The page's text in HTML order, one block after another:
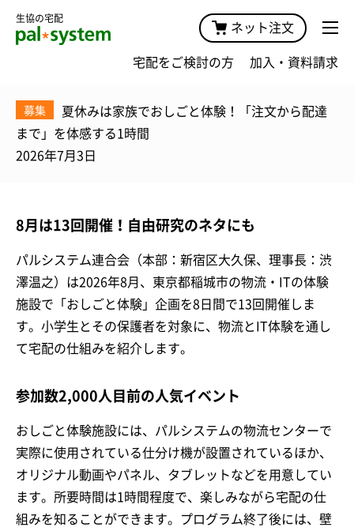
生協の宅配
ネット注文
宅配をご検討の方 加入・資料請求
募集
夏休みは家族でおしごと体験！「注文から配達
まで」を体感する1時間
2026年7月3日
8月は13回開催！自由研究のネタにも
パルシステム連合会（本部：新宿区大久保、理事長：渋
澤温之）は2026年8月、東京都稲城市の物流・ITの体験
施設で「おしごと体験」企画を8日間で13回開催しま
す。小学生とその保護者を対象に、物流とIT体験を通し
て宅配の仕組みを紹介します。
参加数2,000人目前の人気イベント
おしごと体験施設には、パルシステムの物流センターで
実際に使用されている仕分け機が設置されているほか、
オリジナル動画やパネル、タブレットなどを用意してい
ます。所要時間は1時間程度で、楽しみながら宅配の仕
組みを知ることができます。プログラム終了後には、壁